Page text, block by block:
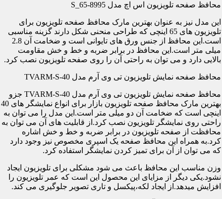
محافظ صفحه تلویزیون اس اچ مدل S_65-8995
این مدل نیز به عنوان بهترین مارک محافظ صفحه تلویزیون برای
تلویزیون های 65 اینچی که طراحی منحنی شکل دارند گزینه مناسبی
است.این محافظ از جنس ورق های تایوانی است و ضخامت آن 2.8
میلی متر است.این محافظ در برابر ضربه و خط و خش مقاومت
بالایی دارد و می توان به راحتی آن را روی صفحه تلویزیون نصب کرد.
محافظ صفحه نمایش تلویزیون تی وی آرم مدل TVARM-S-40
محافظ صفحه نمایش تلویزیون تی وی آرم مدل TVARM-S-40 جزو
بهترین مارک محافظ صفحه تلویزیون بازار برای انواع نمایشگر های 40
اینچی است که ضخامت آن دو میلی متر است.این مدل را می توان به
راحتی روی نمایشگر تلویزیون نصب کرد.از قابلیت های آن می توان به
محافظت از صفحه تلویزیون در برابر ضربه و خط و خش اشاره
کرد.به همراه این محافظ صفحه یک اسپری مخصوص نیز وجود دارد
که می توان از آن برای تمیز کردن نمایشگر استفاده کرد.
وزن مناسب این محافظ باعث می شود مشکلی برای تلویزیون ایجاد
نشود.یکی دیگر از مزایای این محصول این است که عمر تلویزیون را
افزایش میدهد.از ایجاد لکه،پیکسل و تاری تصویر جلوگیری می کند.